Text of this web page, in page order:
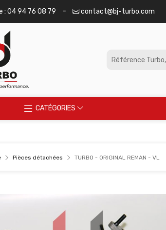
: 04 94 76 08 79 - contact@bj-turbo.com
CATÉGORIES
Pièces détachées TURBO - ORIGINAL REMAN - VL